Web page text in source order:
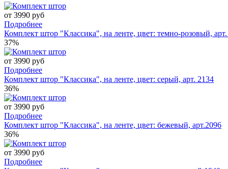
от 3990 руб
Подробнее
Комплект штор "Классика", на ленте, цвет: темно-розовый,
37%
от 3990 руб
Подробнее
Комплект штор "Классика", на ленте, цвет: серый, арт. 2134
36%
от 3990 руб
Подробнее
Комплект штор "Классика", на ленте, цвет: бежевый, арт.2096
36%
от 3990 руб
Подробнее